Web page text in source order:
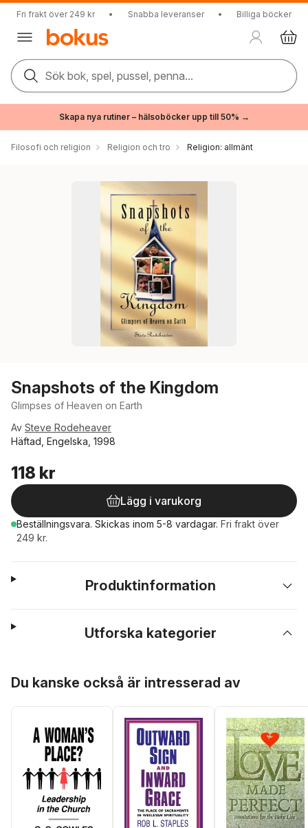
Fri frakt över 249 kr • Snabba leveranser • Billiga böcker
Sök bok, spel, pussel, penna...
Skapa nya rutiner – hälsoböcker upp till 50% →
Filosofi och religion Religion och tro Religion: allmänt
Snapshots of the Kingdom
Glimpses of Heaven on Earth
Av Steve Rodeheaver
Häftad, Engelska, 1998
118 kr
Lägg i varukorg
Beställningsvara. Skickas inom 5-8 vardagar. Fri frakt över
249 kr.
Produktinformation
Utforska kategorier
Du kanske också är intresserad av